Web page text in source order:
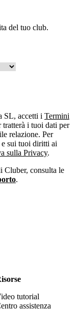
del tuo club.
SL, accetti i Termini
i tuoi dati per
relazione. Per
sui tuoi diritti ai
sulla Privacy.
Cluber, consulta le
.
tutorial
assistenza